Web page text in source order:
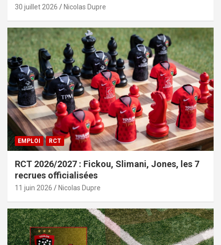
30 juillet 2026 Nicolas Dupre
EMPLOI RCT
RCT 2026/2027 : Fickou, Slimani, Jones, les 7
recrues officialisées
11 juin 2026 Nicolas Dupre